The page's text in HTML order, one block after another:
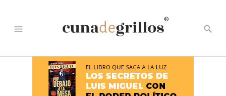
menu
®
search